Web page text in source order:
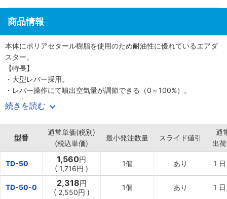
商品情報
本体にポリアセタール樹脂を使用のため耐油性に優れているエアダ
スター。
【特長】
・大型レバー採用。
・レバー操作にて噴出空気量が調節できる（0～100%）。
・生産国：日本。
【用途】
・エアブローによる乾燥／冷却／ダスト作業に使用。
続きを読む
型番
通常単価(税別)
(税込単価)
最小発注数量 スライド値引
通
出
TD-50 1,560円
( 1,716円 )
1個 あり 1
TD-50-0 2,318円
( 2,550円 )
1個 あり 1